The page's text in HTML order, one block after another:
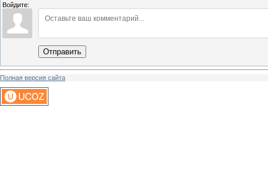
Войдите:
Отправить
Полная версия сайта